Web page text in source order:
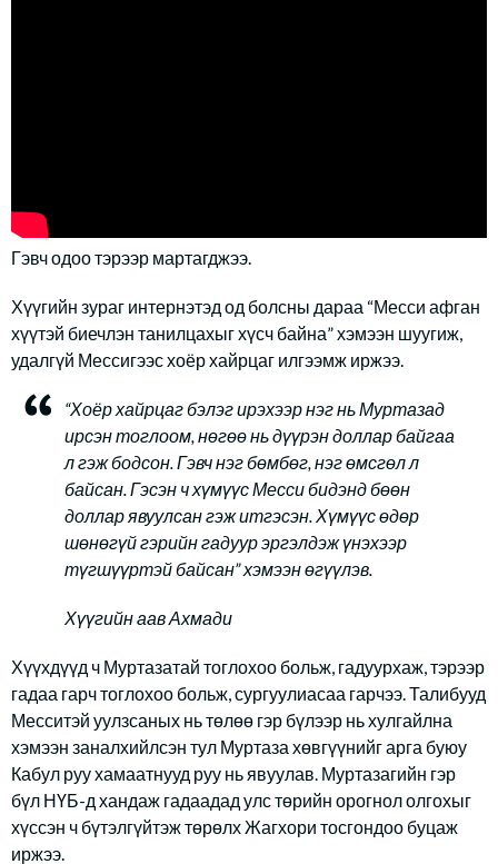
Гэвч одоо тэрээр мартагджээ.
Хүүгийн зураг интернэтэд од болсны дараа “Месси афган
хүүтэй биечлэн танилцахыг хүсч байна” хэмээн шуугиж,
удалгүй Мессигээс хоёр хайрцаг илгээмж иржээ.
“Хоёр хайрцаг бэлэг ирэхээр нэг нь Муртазад
ирсэн тоглоом, нөгөө нь дүүрэн доллар байгаа
л гэж бодсон. Гэвч нэг бөмбөг, нэг өмсгөл л
байсан. Гэсэн ч хүмүүс Месси бидэнд бөөн
доллар явуулсан гэж итгэсэн. Хүмүүс өдөр
шөнөгүй гэрийн гадуур эргэлдэж үнэхээр
түгшүүртэй байсан” хэмээн өгүүлэв.
Хүүгийн аав Ахмади
Хүүхдүүд ч Муртазатай тоглохоо больж, гадуурхаж, тэрээр
гадаа гарч тоглохоо больж, сургуулиасаа гарчээ. Талибууд
Месситэй уулзсаных нь төлөө гэр бүлээр нь хулгайлна
хэмээн заналхийлсэн тул Муртаза хөвгүүнийг арга буюу
Кабул руу хамаатнууд руу нь явуулав. Муртазагийн гэр
бүл НҮБ-д хандаж гадаадад улс төрийн орогнол олгохыг
хүссэн ч бүтэлгүйтэж төрөлх Жагхори тосгондоо буцаж
иржээ.